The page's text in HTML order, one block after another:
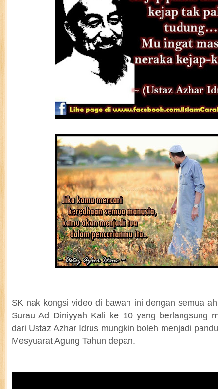
SK nak kongsi video di bawah ini dengan semua
Surau Ad Diniyyah Kali ke 10 yang berlangsung
dari Ustaz Azhar Idrus mungkin boleh menjadi
Mesyuarat Agung Tahun depan.